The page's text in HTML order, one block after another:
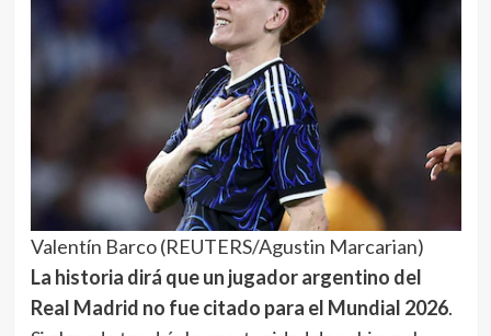
Valentín Barco (REUTERS/Agustin Marcarian)
La historia dirá que un jugador argentino del
Real Madrid no fue citado para el Mundial 2026.
Si el zurdo tendría la oportunidad de subirse al
Delorean, el auto que el Doc Brown transformó en
una máquina para viajar en el tiempo en la pieza
cinematográfica de culto llamadaVolver al Futuro
tal vez pondría en el panel la fecha de aquel